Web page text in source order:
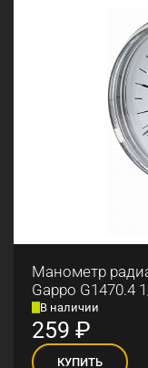
Манометр
Gappo G1470.4
В наличии
259 ₽
КУПИТЬ